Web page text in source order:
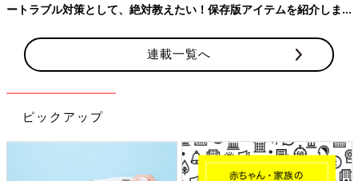
ていたものが親戚の子とかぶってしまった」などが挙げられてい
ます。また、赤ちゃんの誕生を楽しみにしているのは、自分たち
の両親（祖父母）も一緒。名付けに対する意見が合わなくて折り
合いが悪くなってしまうなんてこともあるようです。名前の候補
てあげられた」と思える名づけになるといいですね。
【自分が考えた名前は却下される】
わが家は1人目は女の子でしたが、私が考えた名前はことごとく
ートラブル対策として、絶対教えたい！保存版アイテムを紹介しま
連載一覧へ
ピックアップ